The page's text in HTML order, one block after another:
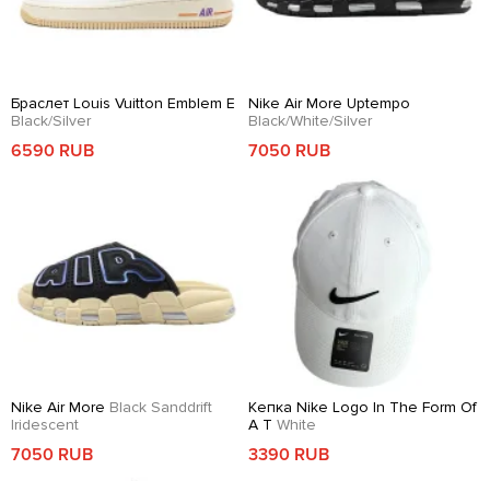
Браслет Louis Vuitton Emblem E
Black/Silver
6590 RUB
Nike Air More Uptempo
Black/White/Silver
7050 RUB
Nike Air More Black Sanddrift
Iridescent
7050 RUB
Кепка Nike Logo In The Form Of
A T White
3390 RUB